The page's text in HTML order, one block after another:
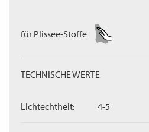
für Plissee-Stoffe
TECHNISCHE WERTE
Lichtechtheit: 4-5